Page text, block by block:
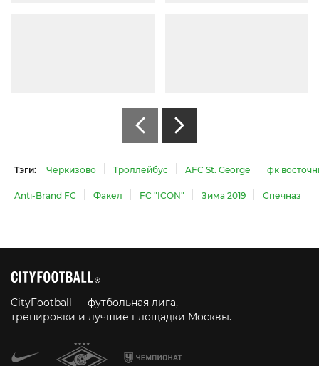
Тэги: Черкизово Троллейбус AFC St. George фк
Anti-Brand FC Факел FC "ICON" Зима 2019 Спечназ
CityFootball — футбольная лига,
тренировки и лучшие площадки Москвы.